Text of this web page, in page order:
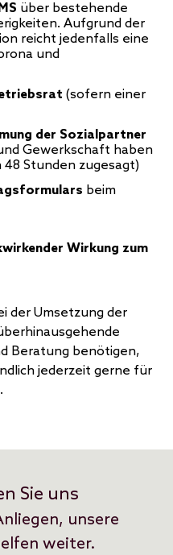
über bestehende
Aufgrund der
reicht jedenfalls eine
und
(sofern einer
der Sozialpartner
Gewerkschaft haben
Stunden zugesagt)
beim
Wirkung zum
der Umsetzung der
Beratung benötigen,
jederzeit gerne für
Sie uns
unsere
weiter.